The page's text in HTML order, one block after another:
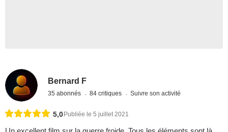
Bernard F
35 abonnés 84 critiques Suivre son activité
5,0 Publiée le 5 juillet 2021